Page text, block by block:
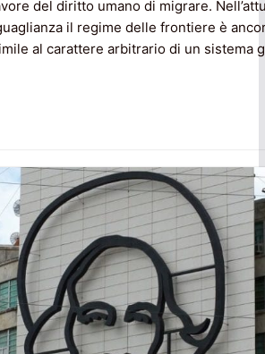
del diritto umano di migrare.
il regime delle frontiere è
al carattere arbitrario di un sistema